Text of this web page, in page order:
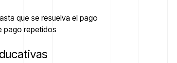
que se resuelva el pago
pago repetidos